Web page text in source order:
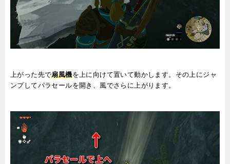
上がった先で扇風機を上に向けて置いて動かします。その上にジャ
ンプしてパラセールを開き、風でさらに上がります。